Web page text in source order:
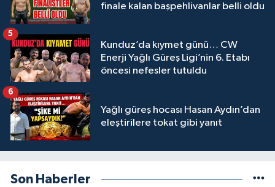
finale kalan başpehlivanlar belli oldu
Kunduz’da kıymet günü… CW
Enerji Yağlı Güreş Ligi’nin 6. Etabı
öncesi nefesler tutuldu
5
Yağlı güreş hocası Hasan Aydın’dan
eleştirilere tokat gibi yanıt
6
Son Haberler